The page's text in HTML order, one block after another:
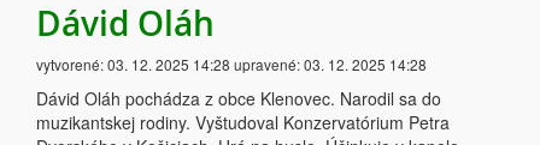
Dávid Oláh
vytvorené:03. 12. 2025 14:28 upravené:03. 12. 2025 14:28
Dávid Oláh pochádza z obce Klenovec. Narodil sa do
muzikantskej rodiny. Vyštudoval Konzervatórium Petra